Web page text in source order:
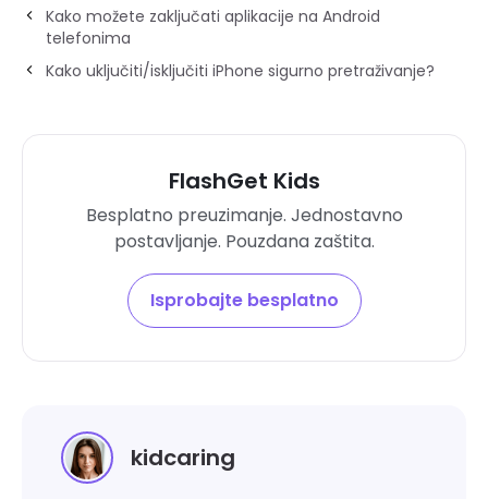
Kako možete zaključati aplikacije na Android
telefonima
Kako uključiti/isključiti iPhone sigurno pretraživanje?
FlashGet Kids
Besplatno preuzimanje. Jednostavno
postavljanje. Pouzdana zaštita.
Isprobajte besplatno
kidcaring